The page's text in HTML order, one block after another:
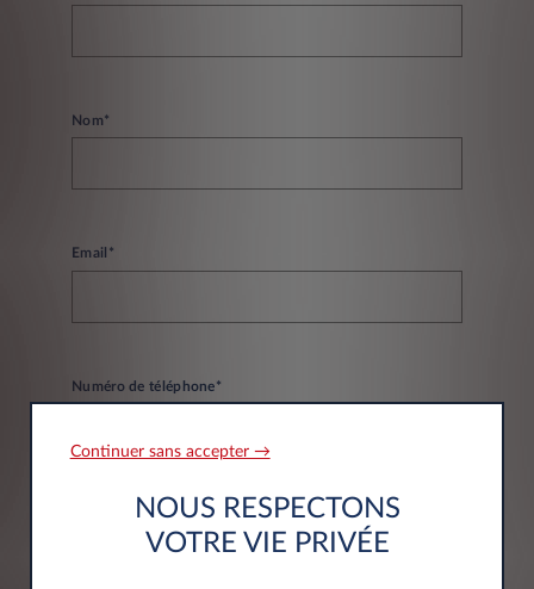
Nom*
Email*
Numéro de téléphone*
Continuer sans accepter →
NOUS RESPECTONS
VOTRE VIE PRIVÉE